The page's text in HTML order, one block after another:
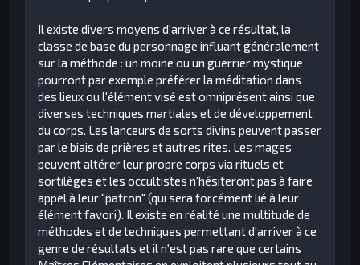
Il existe divers moyens d'arriver à ce résultat, la
classe de base du personnage influant généralement
sur la méthode : un moine ou un guerrier mystique
pourront par exemple préférer la méditation dans
des lieux ou l'élément visé est omniprésent ainsi que
diverses techniques martiales et de développement
du corps. Les lanceurs de sorts divins peuvent passer
par le biais de prières et autres rites. Les mages
peuvent altérer leur propre corps via rituels et
sortilèges et les occultistes n'hésiteront pas à faire
appel à leur "patron" (qui sera forcément lié à leur
élément favori). Il existe en réalité une multitude de
méthodes et de techniques permettant d'arriver à ce
genre de résultats et il n'est pas rare que certains